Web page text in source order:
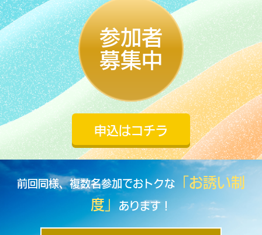
参加者
募集中
申込はコチラ
前回同様、複数名参加でおトクな
「お誘い制
度」あります！